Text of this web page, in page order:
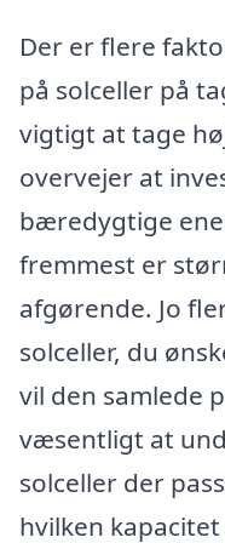
Der er flere
på solceller på
vigtigt at tage
overvejer at
bæredygtige
fremmest er
afgørende. Jo
solceller, du
vil den samlede
væsentligt at
solceller der
hvilken